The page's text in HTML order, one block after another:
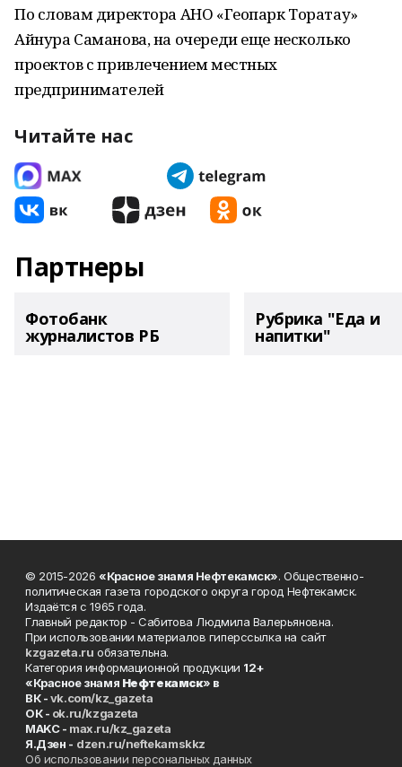
По словам директора АНО «Геопарк Торатау»
Айнура Саманова, на очереди еще несколько
проектов с привлечением местных
предпринимателей
Читайте нас
Партнеры
Фотобанк
журналистов РБ
Рубрика "Еда и
напитки"
© 2015-2026 «Красное знамя Нефтекамск». Общественно-
политическая газета городского округа город Нефтекамск.
Издаётся с 1965 года.
Главный редактор - Сабитова Людмила Валерьяновна.
При использовании материалов гиперссылка на сайт
kzgazeta.ru обязательна.
Категория информационной продукции 12+
«Красное знамя Нефтекамск» в
ВК -vk.com/kz_gazeta
ОК - ok.ru/kzgazeta
MAKC - max.ru/kz_gazeta
Я.Дзен - dzen.ru/neftekamskkz
Об использовании персональных данных